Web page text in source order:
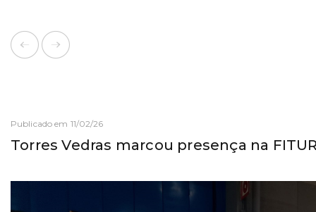
Publicado em 11/02/26
Torres Vedras marcou presença na